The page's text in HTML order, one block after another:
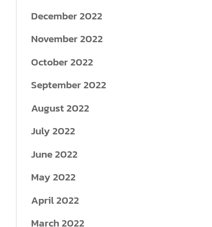
December 2022
November 2022
October 2022
September 2022
August 2022
July 2022
June 2022
May 2022
April 2022
March 2022